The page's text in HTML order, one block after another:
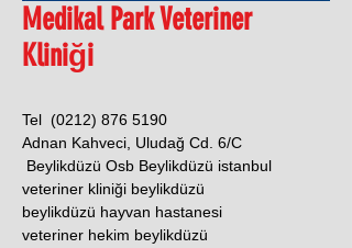
Medikal Park Veteriner
Kliniği
Tel (0212) 876 5190
Adnan Kahveci, Uludağ Cd. 6/C
Beylikdüzü Osb Beylikdüzü istanbul
veteriner kliniği beylikdüzü
beylikdüzü hayvan hastanesi
veteriner hekim beylikdüzü